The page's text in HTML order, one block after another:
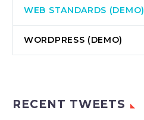
WEB STANDARDS (DEMO)
WORDPRESS (DEMO)
RECENT TWEETS